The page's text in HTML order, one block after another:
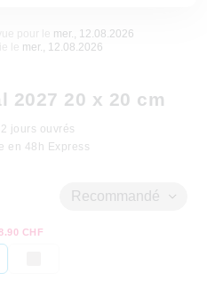
mer., 12.08.2026
le mer., 12.08.2026
2027 20 x 20 cm
2 jours ouvrés
en 48h Express
Recommandé
CHF